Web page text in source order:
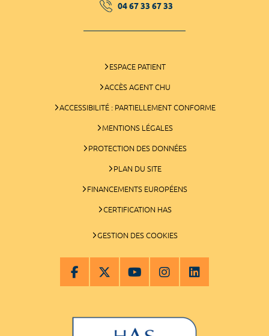
04 67 33 67 33
ESPACE PATIENT
ACCÈS AGENT CHU
ACCESSIBILITÉ : PARTIELLEMENT CONFORME
MENTIONS LÉGALES
PROTECTION DES DONNÉES
PLAN DU SITE
FINANCEMENTS EUROPÉENS
CERTIFICATION HAS
GESTION DES COOKIES